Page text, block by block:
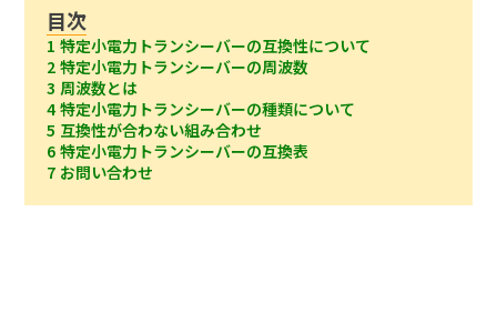
目次
1 特定小電力トランシーバーの互換性について
2 特定小電力トランシーバーの周波数
3 周波数とは
4 特定小電力トランシーバーの種類について
5 互換性が合わない組み合わせ
6 特定小電力トランシーバーの互換表
7 お問い合わせ